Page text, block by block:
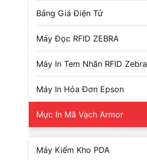
Bảng Giá Điện Tử
Máy Đọc RFID ZEBRA
Máy In Tem Nhãn RFID Zebra
Máy In Hóa Đơn Epson
Mực In Mã Vạch Armor
Máy Kiểm Kho PDA